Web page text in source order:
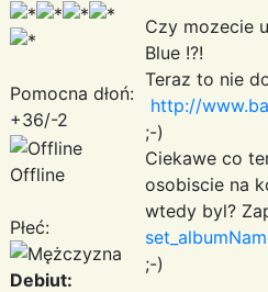
Pomocna dłoń:
+36/-2
Offline
Płeć:
Debiut:
Czy mozecie
Blue !?!
Teraz to nie
http://
;-)
Ciekawe co
osobiscie na
wtedy byl?
;-)